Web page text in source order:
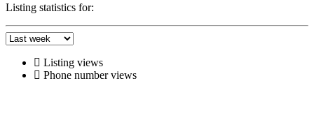
Listing statistics for:
Listing views
Phone number views